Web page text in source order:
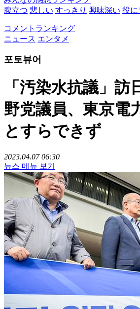
腹立つ 悲しい すっきり 興味深い 役に
コメントランキング
ニュース エンタメ
포토뷰어
「汚染水抗議」訪
野党議員、東京電
とすらできず
2023.04.07 06:30
뉴스 메뉴 보기